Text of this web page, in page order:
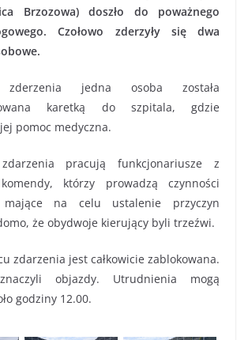
Brzozowa) doszło do poważnego
Czołowo zderzyły się dwa
jedna osoba została
karetką do szpitala, gdzie
pomoc medyczna.
pracują funkcjonariusze z
którzy prowadzą czynności
mające na celu ustalenie przyczyn
że obydwoje kierujący byli trzeźwi.
zdarzenia jest całkowicie zablokowana.
objazdy. Utrudnienia mogą
godziny 12.00.